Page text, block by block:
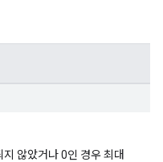
않았거나 0인 경우 최대